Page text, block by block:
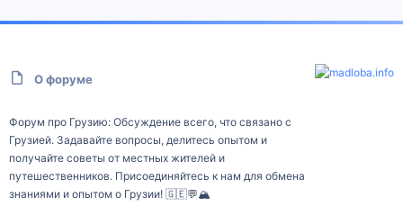
О форуме
Форум про Грузию: Обсуждение всего, что связано с
Грузией. Задавайте вопросы, делитесь опытом и
получайте советы от местных жителей и
путешественников. Присоединяйтесь к нам для обмена
знаниями и опытом о Грузии! 🇬🇪💬🏔️